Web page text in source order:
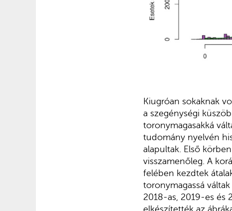
Kiugróan sokaknak
a szegénységi
toronymagasakká
tudomány nyelvén
alapultak. Első
visszamenőleg. A
felében kezdtek
toronymagassá
2018-as, 2019-es és
elkészítették az